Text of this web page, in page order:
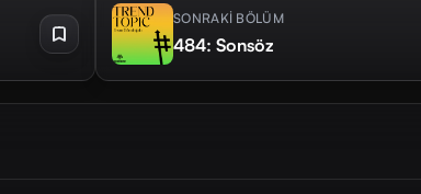
SONRAKİ BÖLÜM
484: Sonsöz